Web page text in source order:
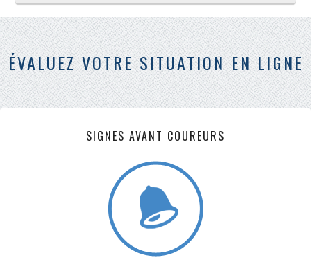
ÉVALUEZ VOTRE SITUATION EN LIGNE
SIGNES AVANT COUREURS